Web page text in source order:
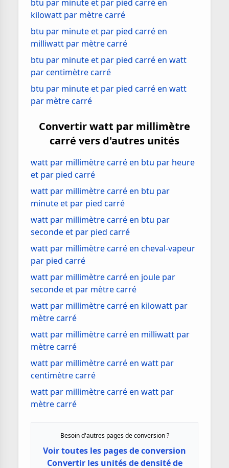
btu par minute et par pied carré en
kilowatt par mètre carré
btu par minute et par pied carré en
milliwatt par mètre carré
btu par minute et par pied carré en watt
par centimètre carré
btu par minute et par pied carré en watt
par mètre carré
Convertir watt par millimètre
carré vers d'autres unités
watt par millimètre carré en btu par heure
et par pied carré
watt par millimètre carré en btu par
minute et par pied carré
watt par millimètre carré en btu par
seconde et par pied carré
watt par millimètre carré en cheval-vapeur
par pied carré
watt par millimètre carré en joule par
seconde et par mètre carré
watt par millimètre carré en kilowatt par
mètre carré
watt par millimètre carré en milliwatt par
mètre carré
watt par millimètre carré en watt par
centimètre carré
watt par millimètre carré en watt par
mètre carré
Besoin d'autres pages de conversion ?
Voir toutes les pages de conversion
Convertir les unités de densité de